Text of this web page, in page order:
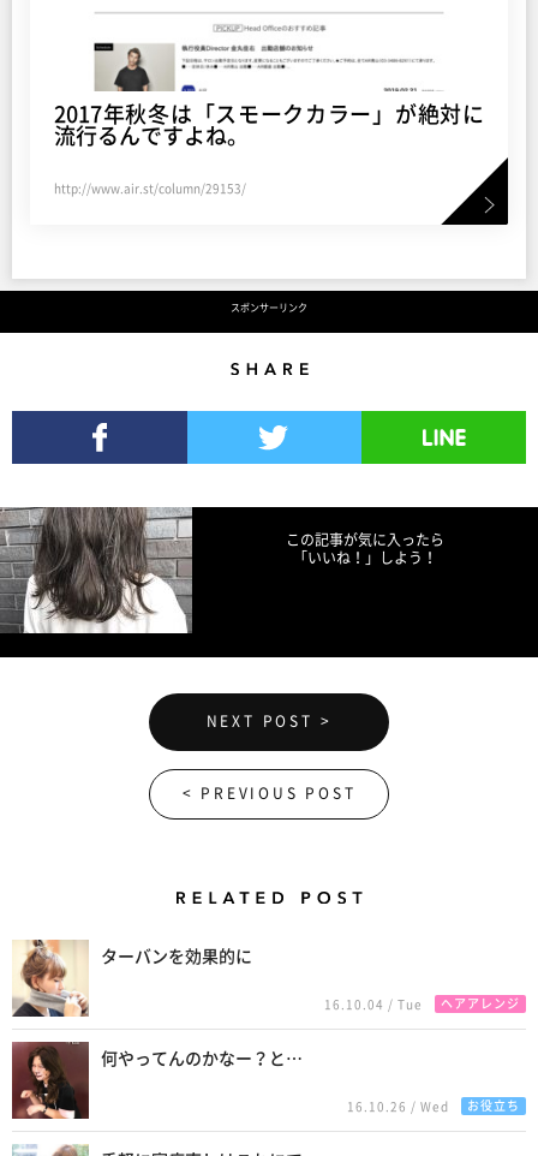
2017年秋冬は「スモークカラー」が絶対に
流行るんですよね。
http://www.air.st/column/29153/
スポンサーリンク
この記事が気に入ったら
「いいね！」しよう！
NEXT POST >
< PREVIOUS POST
ターバンを効果的に
16.10.04 / Tue ヘアアレンジ
何やってんのかなー？と…
16.10.26 / Wed お役立ち